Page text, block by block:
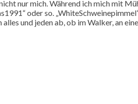
nur mich. Während ich mich mit
oder so.
und jeden ab, ob im Walker, an